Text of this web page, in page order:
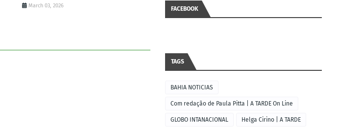
March 03, 2026 FACEBOOK
TAGS
BAHIA NOTICIAS
Com redação de Paula Pitta | A TARDE On Line
GLOBO INTANACIONAL Helga Cirino | A TARDE